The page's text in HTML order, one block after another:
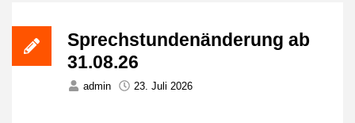
Sprechstundenänderung ab
31.08.26
admin 23. Juli 2026